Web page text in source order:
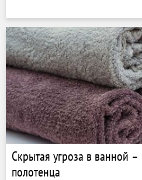
Скрытая угроза в ванной
полотенца